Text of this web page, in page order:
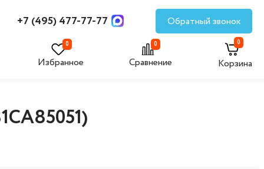
+7 (495) 477-77-77 Обратный звонок
0
Избранное
0
Сравнение
0
Корзина